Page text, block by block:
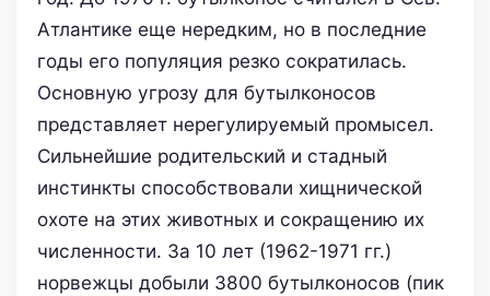
Атлантике еще нередким, но в последние
годы его популяция резко сократилась.
Основную угрозу для бутылконосов
представляет нерегулируемый промысел.
Сильнейшие родительский и стадный
инстинкты способствовали хищнической
охоте на этих животных и сокращению их
численности. За 10 лет (1962-1971 гг.)
норвежцы добыли 3800 бутылконосов (пик